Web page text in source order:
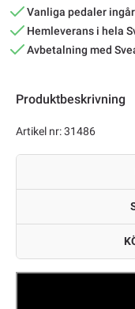
Vanliga pedaler
Hemleverans i hela
Avbetalning med
Produktbeskrivning
Artikel nr: 31486